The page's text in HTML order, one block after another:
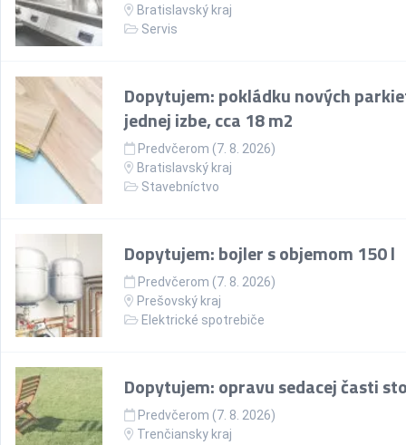
Bratislavský kraj
Servis
Dopytujem: pokládku nových
jednej izbe, cca 18 m2
Predvčerom (7. 8. 2026)
Bratislavský kraj
Stavebníctvo
Dopytujem: bojler s objemom 150 l
Predvčerom (7. 8. 2026)
Prešovský kraj
Elektrické spotrebiče
Dopytujem: opravu sedacej časti
Predvčerom (7. 8. 2026)
Trenčiansky kraj